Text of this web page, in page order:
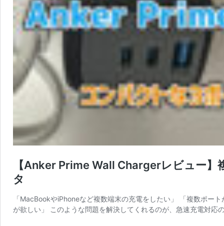
【Anker Prime Wall Chargerレビュー
タ
「MacBookやiPhoneなど複数端末の充電をしたい」 「複数ポー
が欲しい」 このような問題を解決してくれるのが、急速充電対応